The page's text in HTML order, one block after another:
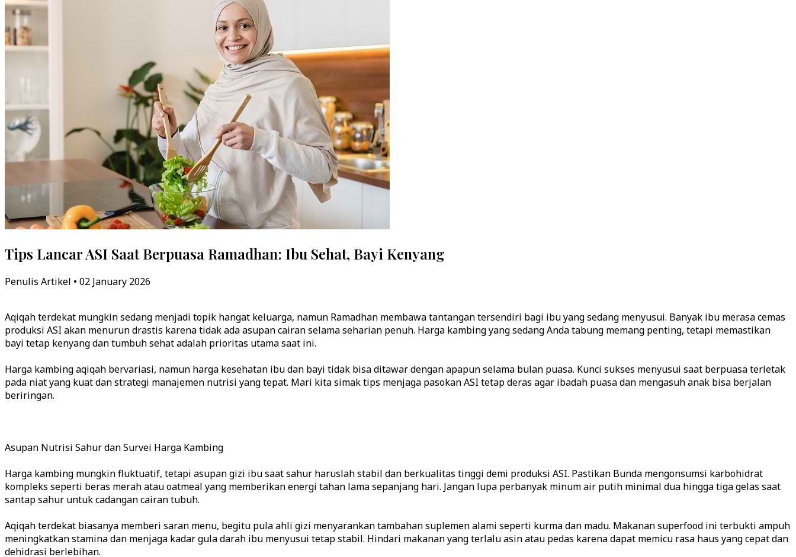
Tips Lancar ASI Saat Berpuasa Ramadhan: Ibu Sehat, Bayi Kenyang
Penulis Artikel • 02 January 2026
Aqiqah terdekat mungkin sedang menjadi topik hangat keluarga, namun Ramadhan membawa tantangan tersendiri bagi ibu yang sedang menyusui. Banyak ibu merasa cemas
produksi ASI akan menurun drastis karena tidak ada asupan cairan selama seharian penuh. Harga kambing yang sedang Anda tabung memang penting, tetapi memastikan
bayi tetap kenyang dan tumbuh sehat adalah prioritas utama saat ini.
Harga kambing aqiqah bervariasi, namun harga kesehatan ibu dan bayi tidak bisa ditawar dengan apapun selama bulan puasa. Kunci sukses menyusui saat berpuasa terletak
pada niat yang kuat dan strategi manajemen nutrisi yang tepat. Mari kita simak tips menjaga pasokan ASI tetap deras agar ibadah puasa dan mengasuh anak bisa berjalan
beriringan.
Asupan Nutrisi Sahur dan Survei Harga Kambing
Harga kambing mungkin fluktuatif, tetapi asupan gizi ibu saat sahur haruslah stabil dan berkualitas tinggi demi produksi ASI. Pastikan Bunda mengonsumsi karbohidrat
kompleks seperti beras merah atau oatmeal yang memberikan energi tahan lama sepanjang hari. Jangan lupa perbanyak minum air putih minimal dua hingga tiga gelas saat
santap sahur untuk cadangan cairan tubuh.
Aqiqah terdekat biasanya memberi saran menu, begitu pula ahli gizi menyarankan tambahan suplemen alami seperti kurma dan madu. Makanan superfood ini terbukti ampuh
meningkatkan stamina dan menjaga kadar gula darah ibu menyusui tetap stabil. Hindari makanan yang terlalu asin atau pedas karena dapat memicu rasa haus yang cepat dan
dehidrasi berlebihan.